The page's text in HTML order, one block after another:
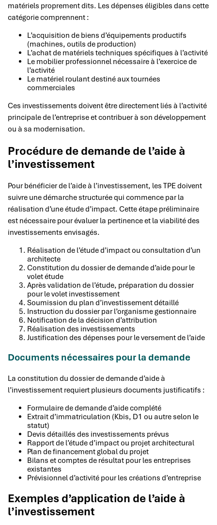
matériels proprement dits. Les dépenses éligibles dans cette
catégorie comprennent :
L’acquisition de biens d’équipements productifs
(machines, outils de production)
L’achat de matériels techniques spécifiques à l’activité
Le mobilier professionnel nécessaire à l’exercice de
l’activité
Le matériel roulant destiné aux tournées
commerciales
Ces investissements doivent être directement liés à l’activité
principale de l’entreprise et contribuer à son développement
ou à sa modernisation.
Procédure de demande de l’aide à
l’investissement
Pour bénéficier de l’aide à l’investissement, les TPE doivent
suivre une démarche structurée qui commence par la
réalisation d’une étude d’impact. Cette étape préliminaire
est nécessaire pour évaluer la pertinence et la viabilité des
investissements envisagés.
Réalisation de l’étude d’impact ou consultation d’un
architecte
Constitution du dossier de demande d’aide pour le
volet étude
Après validation de l’étude, préparation du dossier
pour le volet investissement
Soumission du plan d’investissement détaillé
Instruction du dossier par l’organisme gestionnaire
Notification de la décision d’attribution
Réalisation des investissements
Justification des dépenses pour le versement de l’aide
Documents nécessaires pour la demande
La constitution du dossier de demande d’aide à
l’investissement requiert plusieurs documents justificatifs :
Formulaire de demande d’aide complété
Extrait d’immatriculation (Kbis, D1 ou autre selon le
statut)
Devis détaillés des investissements prévus
Rapport de l’étude d’impact ou projet architectural
Plan de financement global du projet
Bilans et comptes de résultat pour les entreprises
existantes
Prévisionnel d’activité pour les créations d’entreprise
Exemples d’application de l’aide à
l’investissement